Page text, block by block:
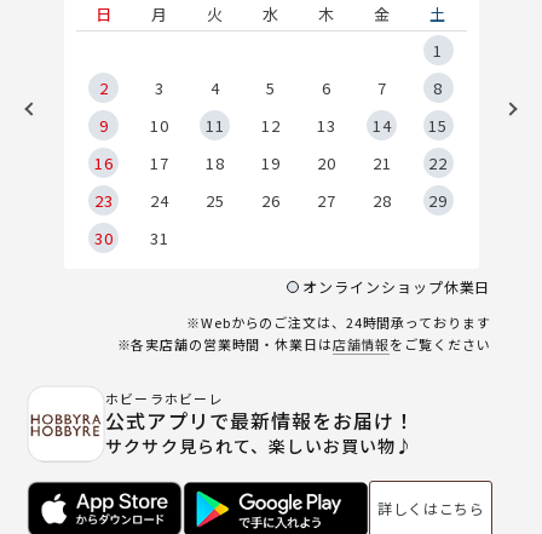
日
月 火 水 木 金
土
1
2
3 4 5 6 7
8
9
10 11 12 13 14
15
16
17 18 19 20 21
22
23
24 25 26 27 28
29
30
31
オンラインショップ休業日
※Webからのご注文は、24時間承っております
※各実店舗の営業時間・休業日は店舗情報をご覧ください
ホビーラホビーレ
公式アプリで最新情報をお届け！
サクサク見られて、楽しいお買い物♪
詳しくはこちら